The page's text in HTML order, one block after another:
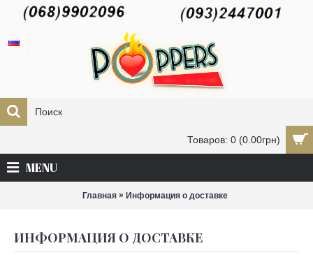
Товаров: 0 (0.00грн)
MENU
Главная» Информация о доставке
ИНФОРМАЦИЯ О ДОСТАВКЕ